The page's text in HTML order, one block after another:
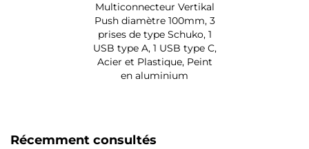
Multiconnecteur Vertikal
Push diamètre 100mm, 3
prises de type Schuko, 1
USB type A, 1 USB type C,
Acier et Plastique, Peint
en aluminium
Récemment consultés